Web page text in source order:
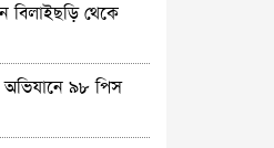
বিলাইছড়ি থেকে
অভিযানে ৯৮ পিস